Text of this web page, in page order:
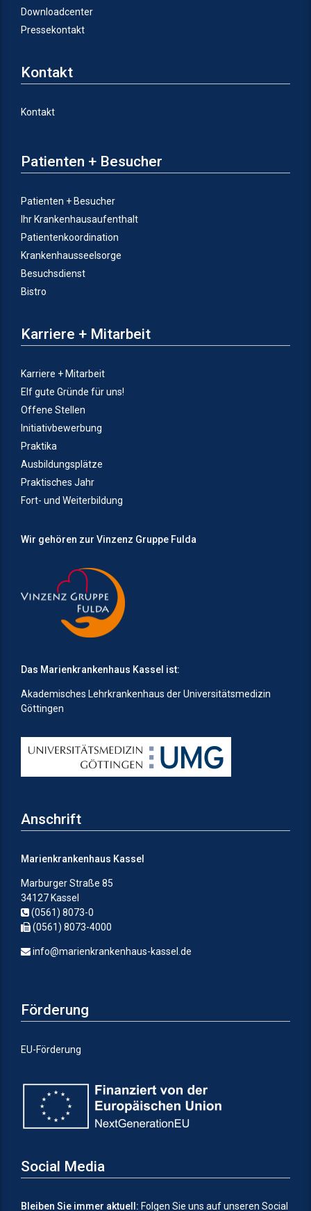
Downloadcenter
Pressekontakt
Kontakt
Kontakt
Patienten + Besucher
Patienten + Besucher
Ihr Krankenhausaufenthalt
Patientenkoordination
Krankenhausseelsorge
Besuchsdienst
Bistro
Karriere + Mitarbeit
Karriere + Mitarbeit
Elf gute Gründe für uns!
Offene Stellen
Initiativbewerbung
Praktika
Ausbildungsplätze
Praktisches Jahr
Fort- und Weiterbildung
Wir gehören zur Vinzenz Gruppe Fulda
Das Marienkrankenhaus Kassel ist:
Akademisches Lehrkrankenhaus der Universitätsmedizin
Göttingen
Anschrift
Marienkrankenhaus Kassel
Marburger Straße 85
34127 Kassel
(0561) 8073-0
(0561) 8073-4000
info@marienkrankenhaus-kassel.de
Förderung
EU-Förderung
Social Media
Bleiben Sie immer aktuell: Folgen Sie uns auf unseren Social